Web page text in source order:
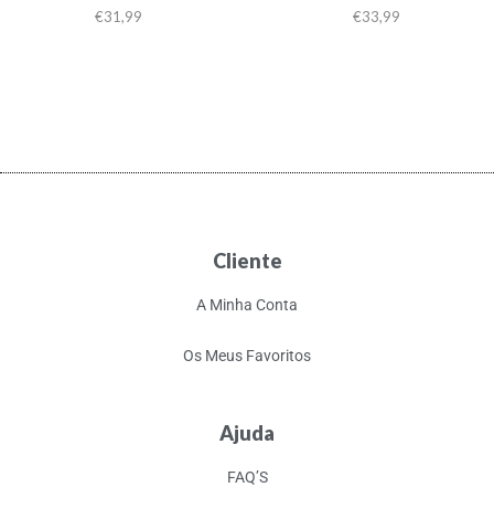
€31,99 €33,99
Cliente
A Minha Conta
Os Meus Favoritos
Ajuda
FAQ’S